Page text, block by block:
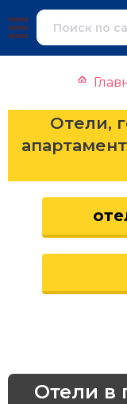
Отели,
Отели в